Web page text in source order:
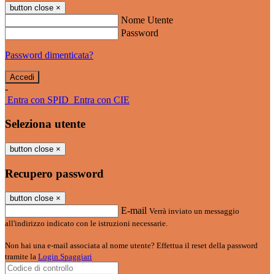
button close ×
Nome Utente
Password
Password dimenticata?
-
Entra con SPID Entra con CIE
Seleziona utente
button close ×
Recupero password
button close ×
E-mail Verrà inviato un messaggio
all'indirizzo indicato con le istruzioni necessarie.
Non hai una e-mail associata al nome utente? Effettua il reset della password
tramite la Login Spaggiari